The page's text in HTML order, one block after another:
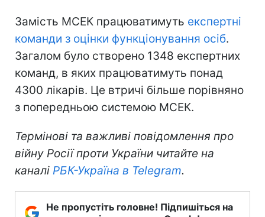
Замість МСЕК працюватимуть експертні
команди з оцінки функціонування осіб.
Загалом було створено 1348 експертних
команд, в яких працюватимуть понад
4300 лікарів. Це втричі більше порівняно
з попередньою системою МСЕК.
Термінові та важливі повідомлення про
війну Росії проти України читайте на
каналі РБК-Україна в Telegram.
Не пропустіть головне! Підпишіться на